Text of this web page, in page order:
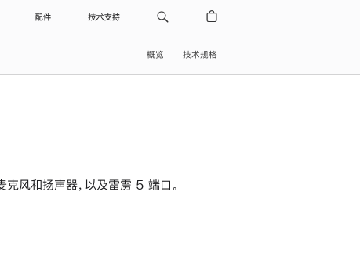
配件 技术支持
概览 技术规格
风和扬声器，以及雷雳 5 端口。